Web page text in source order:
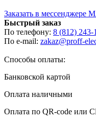
Заказать в мессенджере
Быстрый заказ
По телефону: 8 (812) 243-
По e-mail: zakaz@proff-
Способы оплаты:
Банковской картой
Оплата наличными
Оплата по QR-code или